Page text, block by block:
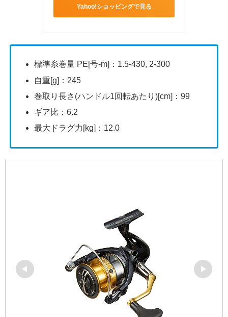
Yahoo!ショッピングで見る
標準糸巻量 PE[号-m]：1.5-430, 2-300
自重[g]：245
巻取り長さ(ハンドル1回転あたり)[cm]：99
ギア比：6.2
最大ドラグ力[kg]：12.0